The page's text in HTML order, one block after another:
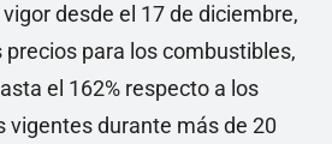
desde el 17 de diciembre,
precios para los combustibles,
el 162% respecto a los
vigentes durante más de 20